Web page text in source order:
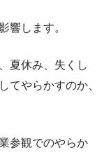
響します。
夏休み、失くし
てやらかすのか、
参観でのやらか